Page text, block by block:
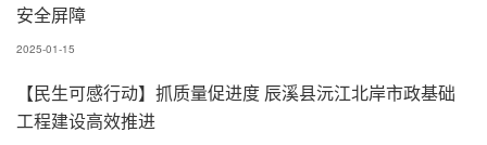
安全屏障
2025-01-15
【民生可感行动】抓质量促进度 辰溪县沅江北岸市政基础
工程建设高效推进